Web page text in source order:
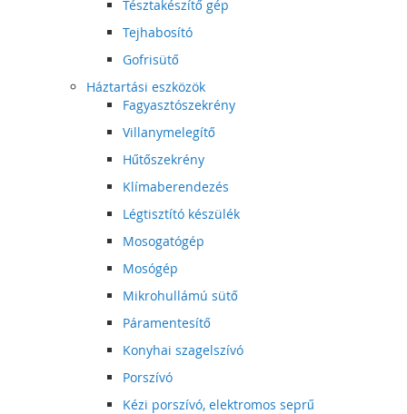
Tésztakészítő gép
Tejhabosító
Gofrisütő
Háztartási eszközök
Fagyasztószekrény
Villanymelegítő
Hűtőszekrény
Klímaberendezés
Légtisztító készülék
Mosogatógép
Mosógép
Mikrohullámú sütő
Páramentesítő
Konyhai szagelszívó
Porszívó
Kézi porszívó, elektromos seprű